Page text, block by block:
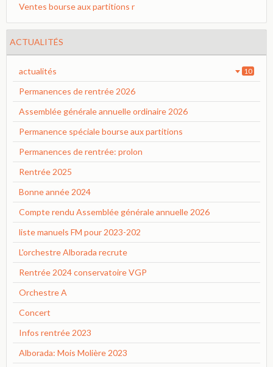
Ventes bourse aux partitions r
ACTUALITÉS
actualités 10
Permanences de rentrée 2026
Assemblée générale annuelle ordinaire 2026
Permanence spéciale bourse aux partitions
Permanences de rentrée: prolon
Rentrée 2025
Bonne année 2024
Compte rendu Assemblée générale annuelle 2026
liste manuels FM pour 2023-202
L'orchestre Alborada recrute
Rentrée 2024 conservatoire VGP
Orchestre A
Concert
Infos rentrée 2023
Alborada: Mois Molière 2023